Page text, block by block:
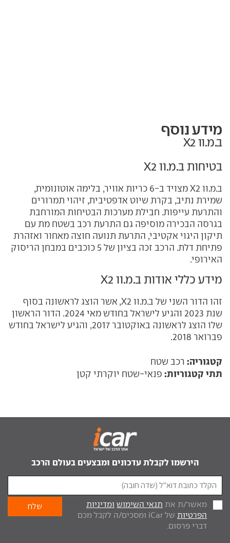
מידע נוסף
ב.מ.וו X2
בטיחות ב.מ.וו X2
ב.מ.וו X2 מצויד ב-6 כריות אוויר, בלימה אוטונומית,
שמירת נתיב, בקרת שיוט אדפטיבית, זיהוי תמרורים
והתרעת עייפות. חבילת מערכות הבטיחות המורחבת
בגרסה הבכירה מוסיפה גם התרעת רכב בשטח מת עם
תיקון היגוי אקטיבי, התרעת תנועה חוצה מאחור ואזהרת
פתיחת דלת. הרכב זכה בציון של 5 כוכבים במבחן הריסוק
האירופי.
מידע כללי אודות ב.מ.וו X2
זהו הדור השני של ב.מ.וו X2, אשר הוצג לראשונה בסוף
שנת 2023 והגיע לישראל בחודש מאי 2024. הדור הראשון
שלו הוצג לראשונה באוקטובר 2017, והגיע לישראל בחודש
פברואר 2018.
קטגוריה: רכב שטח
תתי קטגוריות: פנאי-שטח יוקרתי קטן
הירשמו לקבלת עדכונים ומבצעים בעולם הרכב
מאשר/ת את תנאי השימוש ומדיניות
הפרטיות
של iCar ומסכים/ה לקבל מכם
דברי פרסום.